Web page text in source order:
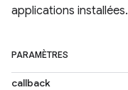
applications installées.
PARAMÈTRES
callback